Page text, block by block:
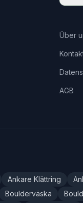
Über
AGB
Ankare Klättring
Boulderväska